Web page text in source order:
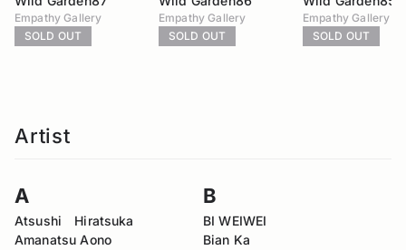
Empathy Gallery
SOLD OUT
Empathy Gallery
SOLD OUT
Empathy Gallery
SOLD OUT
Artist
A
Atsushi Hiratsuka
Amanatsu Aono
B
BI WEIWEI
Bian Ka